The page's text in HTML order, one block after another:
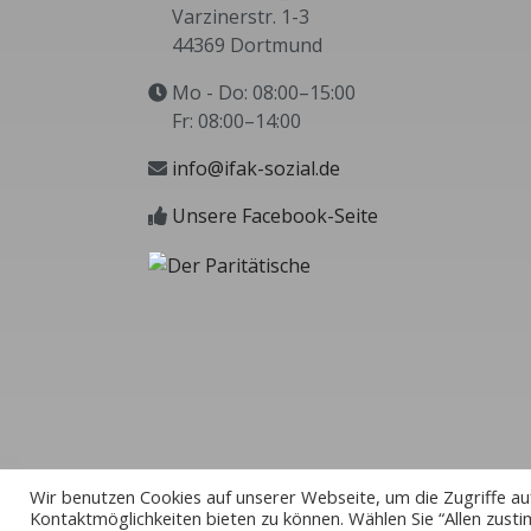
Varzinerstr. 1-3
44369 Dortmund
Mo - Do: 08:00–15:00
Fr: 08:00–14:00
info@ifak-sozial.de
Unsere Facebook-Seite
Wir benutzen Cookies auf unserer Webseite, um die Zugriffe
Kontaktmöglichkeiten bieten zu können. Wählen Sie “Allen